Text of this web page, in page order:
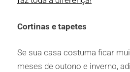
Cortinas e tapetes
Se sua casa costuma ficar
meses de outono e inverno,